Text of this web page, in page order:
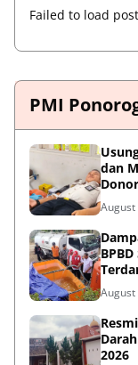
Failed to load
PMI
dan
ke-81
August
August
2026